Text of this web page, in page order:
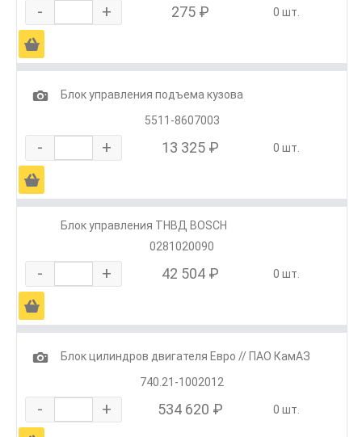
- + 275 ₽ 0 шт.
Ä
1
Блок управления подъема кузова
5511-8607003
- + 13 325 ₽ 0 шт.
Ä
Блок управления ТНВД BOSCH
0281020090
- + 42 504 ₽ 0 шт.
Ä
1
Блок цилиндров двигателя Евро // ПАО КамАЗ
740.21-1002012
- + 534 620 ₽ 0 шт.